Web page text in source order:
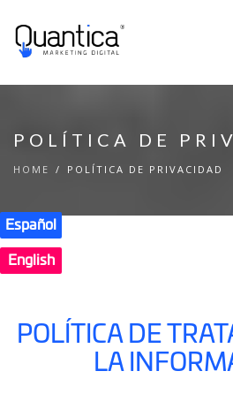
POLÍTICA DE
HOME POLÍTICA DE PRIVACIDAD
POLÍTICA DE
LA
Español
English